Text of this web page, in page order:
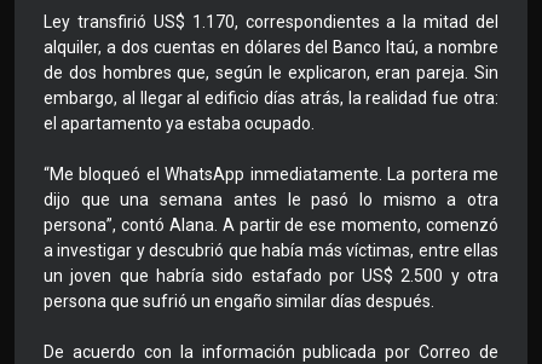
Ley transfirió US$ 1.170, correspondientes a la mitad del
alquiler, a dos cuentas en dólares del Banco Itaú, a nombre
de dos hombres que, según le explicaron, eran pareja. Sin
embargo, al llegar al edificio días atrás, la realidad fue otra:
el apartamento ya estaba ocupado.
“Me bloqueó el WhatsApp inmediatamente. La portera me
dijo que una semana antes le pasó lo mismo a otra
persona”, contó Alana. A partir de ese momento, comenzó
a investigar y descubrió que había más víctimas, entre ellas
un joven que habría sido estafado por US$ 2.500 y otra
persona que sufrió un engaño similar días después.
De acuerdo con la información publicada por Correo de